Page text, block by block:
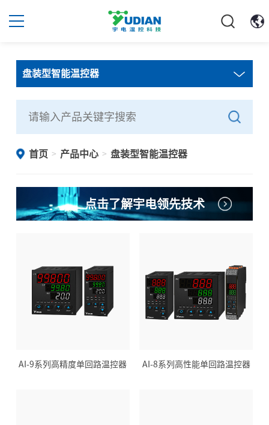
盘装型智能温控器
首页 > 产品中心 > 盘装型智能温控器
点击了解宇电领先技术
AI-9系列高精度单回路温控器 AI-8系列高性能单回路温控器